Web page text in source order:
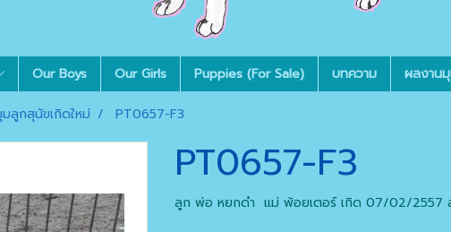
Our Boys Our Girls Puppies (For Sale) บทความ ผลงาน
ลูกสุนัขเกิดใหม่ PT0657-F3
PT0657-F3
ลูก พ่อ หยกดำ แม่ พ้อยเตอร์ เกิด 07/02/2557